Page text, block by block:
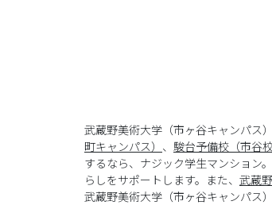
武蔵野美術大学（市ヶ谷キャンパス
町キャンパス） 、 駿台予備校（市谷校
するなら、ナジック学生マンション
らしをサポートします。また、 武蔵
武蔵野美術大学 （市ヶ谷キャンパス